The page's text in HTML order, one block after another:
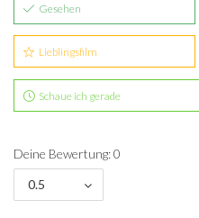
Gesehen
Lieblingsfilm
Schaue ich gerade
Deine Bewertung: 0
0.5